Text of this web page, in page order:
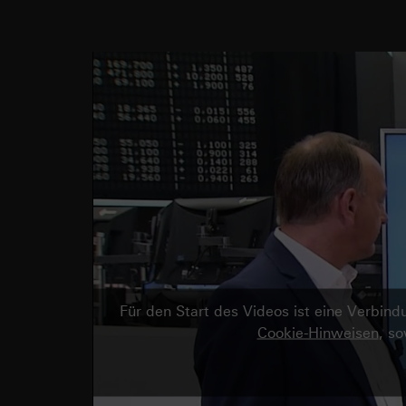
Für den Start des Videos ist eine
Cookie-Hinweisen,